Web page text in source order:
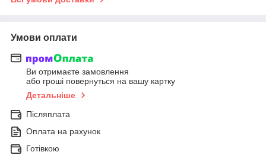
Умови оплати
Ви отримаєте замовлення
або гроші повернуться на вашу картку
Детальніше
Післяплата
Оплата на рахунок
Готівкою